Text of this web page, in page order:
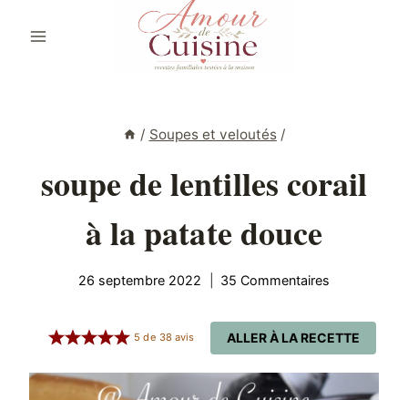
/ Soupes et veloutés /
soupe de lentilles corail
à la patate douce
26 septembre 2022 35 Commentaires
ALLER À LA RECETTE
5 de 38 avis